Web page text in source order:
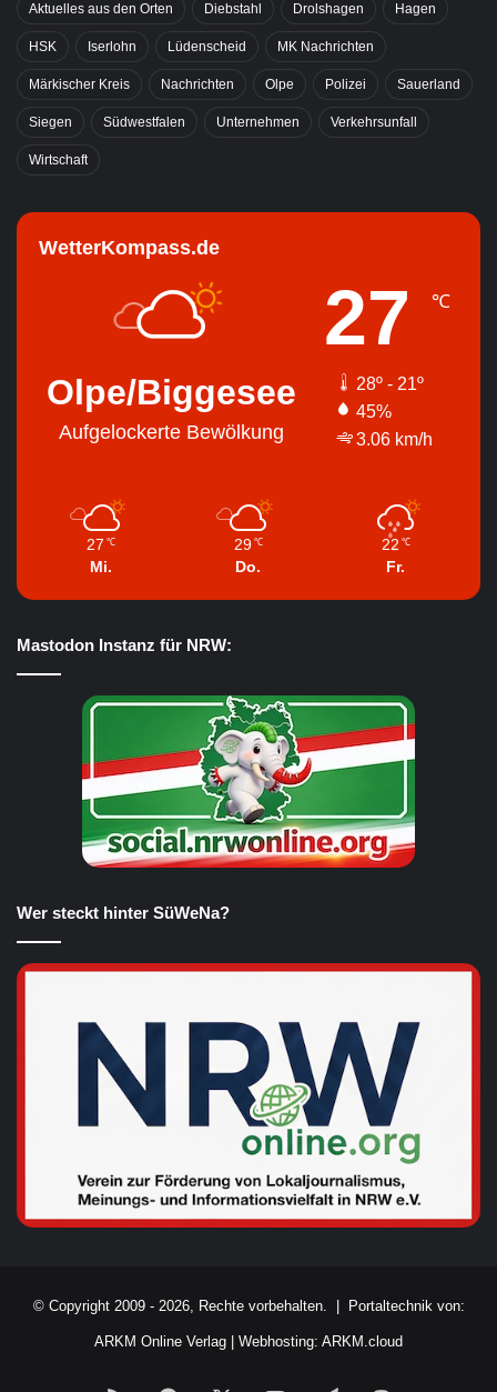
Aktuelles aus den Orten Diebstahl Drolshagen Hagen
HSK Iserlohn Lüdenscheid MK Nachrichten
Märkischer Kreis Nachrichten Olpe Polizei Sauerland
Siegen Südwestfalen Unternehmen Verkehrsunfall
Wirtschaft
WetterKompass.de
Olpe/Biggesee
Aufgelockerte Bewölkung
27 ℃
28º - 21º
45%
3.06 km/h
27 ℃
Mi.
29 ℃
Do.
22 ℃
Fr.
Mastodon Instanz für NRW:
Wer steckt hinter SüWeNa?
© Copyright 2009 - 2026, Rechte vorbehalten. | Portaltechnik von:
ARKM Online Verlag Webhosting: ARKM.cloud